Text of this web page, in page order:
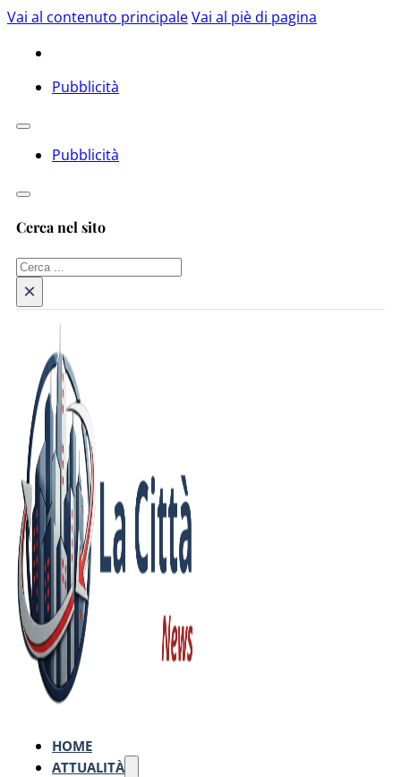
Vai al contenuto principaleVai al piè di pagina
Pubblicità
Pubblicità
Cerca nel sito
Cerca
×
HOME
ATTUALITÀ